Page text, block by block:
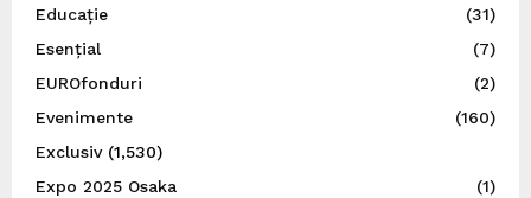
Educație
(31)
Esențial
(7)
EUROfonduri
(2)
Evenimente
(160)
Exclusiv(1,530)
Expo 2025 Osaka
(1)